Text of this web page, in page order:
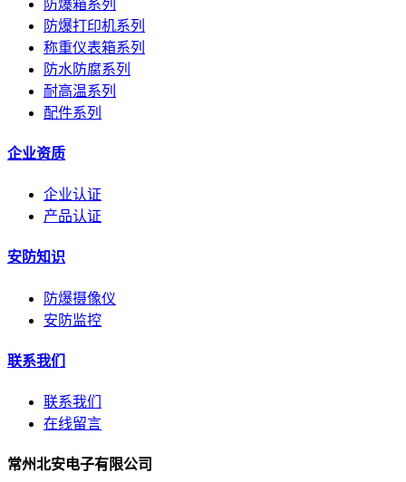
防爆箱系列
防爆打印机系列
称重仪表箱系列
防水防腐系列
耐高温系列
配件系列
企业资质
企业认证
产品认证
安防知识
防爆摄像仪
安防监控
联系我们
联系我们
在线留言
常州北安电子有限公司